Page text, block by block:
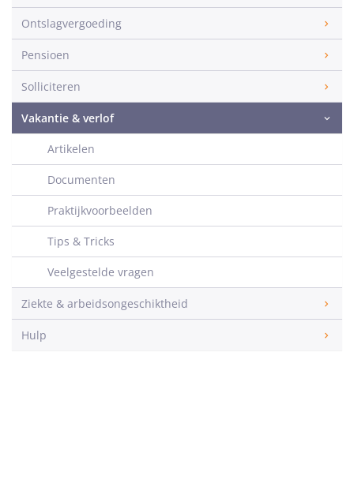
Ontslagvergoeding
Pensioen
Solliciteren
Vakantie & verlof
Artikelen
Documenten
Praktijkvoorbeelden
Tips & Tricks
Veelgestelde vragen
Ziekte & arbeidsongeschiktheid
Hulp